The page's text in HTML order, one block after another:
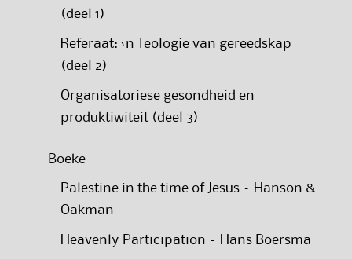
(deel 1)
Referaat: ‘n Teologie van gereedskap
(deel 2)
Organisatoriese gesondheid en
produktiwiteit (deel 3)
Boeke
Palestine in the time of Jesus – Hanson &
Oakman
Heavenly Participation – Hans Boersma